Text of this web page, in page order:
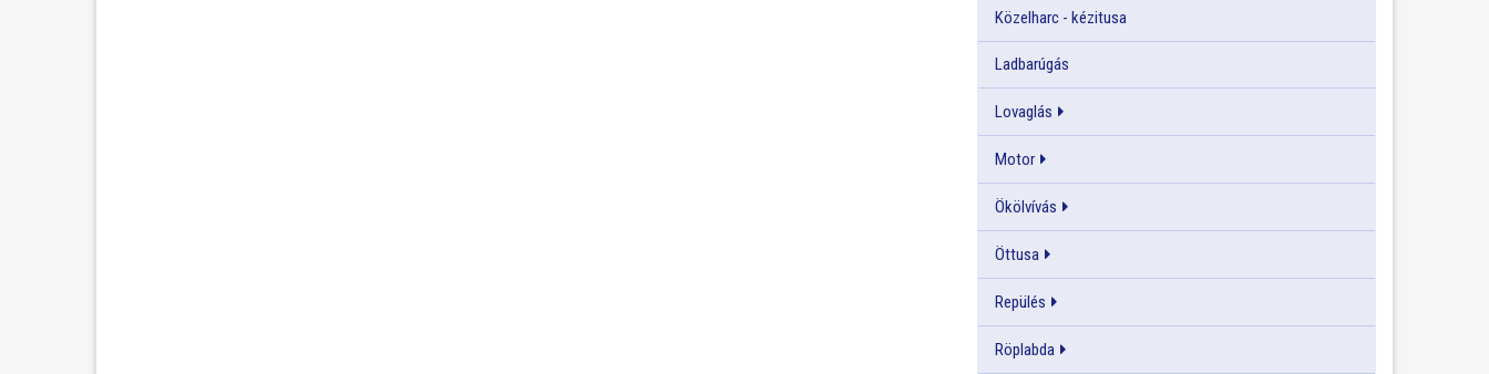
Közelharc - kézitusa
Ladbarúgás
Lovaglás
Motor
Ökölvívás
Öttusa
Repülés
Röplabda